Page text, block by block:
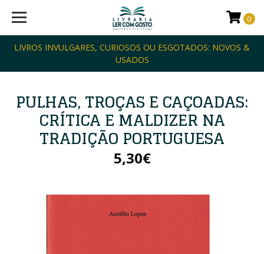
LIVROS INVULGARES, CURIOSOS OU ESGOTADOS: NOVOS &
USADOS
0
PULHAS, TROÇAS E CAÇOADAS:
CRÍTICA E MALDIZER NA
TRADIÇÃO PORTUGUESA
5,30€